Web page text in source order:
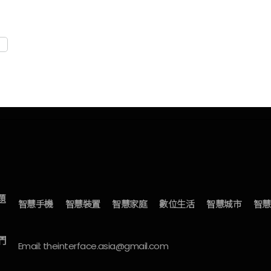
智慧手機 智慧裝置 智慧家庭 數位生活 智慧城市 智
Email: theinterface.asia@gmail.com